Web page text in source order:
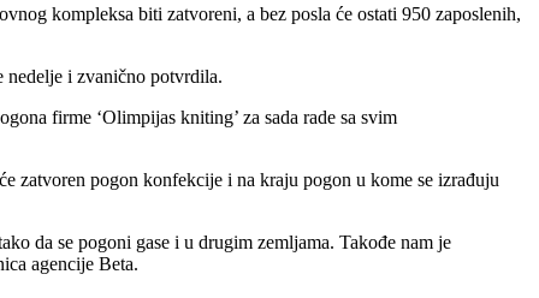
kompleksa biti zatvoreni, a bez posla će ostati 950 zaposlenih,
nedelje i zvanično potvrdila.
firme ‘Olimpijas kniting’ za sada rade sa svim
zatvoren pogon konfekcije i na kraju pogon u kome se izrađuju
da se pogoni gase i u drugim zemljama. Takođe nam je
agencije Beta.